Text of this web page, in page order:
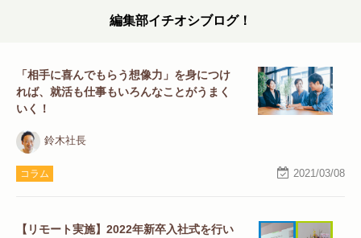
編集部イチオシブログ！
「相手に喜んでもらう想像力」を身につけ
れば、就活も仕事もいろんなことがうまく
いく！
鈴木社長
コラム 2021/03/08
【リモート実施】2022年新卒入社式を行い